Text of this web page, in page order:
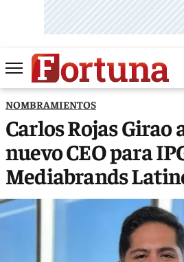
NOMBRAMIENTOS
Carlos Rojas Girao
nuevo CEO para
Mediabrands